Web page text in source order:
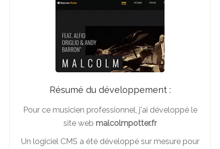
Résumé du développement :
Pour ce musicien professionnel, j'ai développé le
site web malcolmpotter.fr
Un logiciel CMS a été développé sur mesure pour